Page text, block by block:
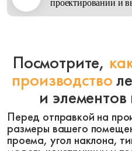
проектировании и
Посмотрите,
производство
и
Перед отправкой на
размеры вашего
проема, угол наклона,